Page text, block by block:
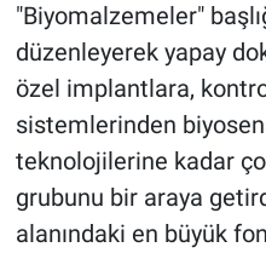
"Biyomalzemeler"
düzenleyerek yapay
özel implantlara,
sistemlerinden
teknolojilerine kadar
grubunu bir araya
alanındaki en büyük